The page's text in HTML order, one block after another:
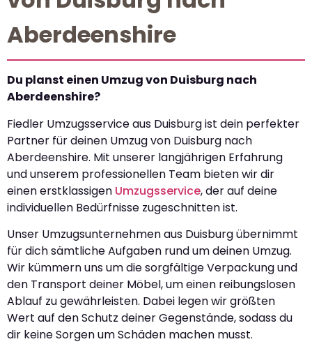
Aberdeenshire
Du planst einen Umzug von Duisburg nach
Aberdeenshire?
Fiedler Umzugsservice aus Duisburg ist dein perfekter
Partner für deinen Umzug von Duisburg nach
Aberdeenshire. Mit unserer langjährigen Erfahrung
und unserem professionellen Team bieten wir dir
einen erstklassigen Umzugsservice, der auf deine
individuellen Bedürfnisse zugeschnitten ist.
Unser Umzugsunternehmen aus Duisburg übernimmt
für dich sämtliche Aufgaben rund um deinen Umzug.
Wir kümmern uns um die sorgfältige Verpackung und
den Transport deiner Möbel, um einen reibungslosen
Ablauf zu gewährleisten. Dabei legen wir größten
Wert auf den Schutz deiner Gegenstände, sodass du
dir keine Sorgen um Schäden machen musst.